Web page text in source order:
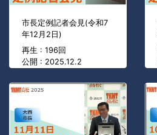
市長定例記者会見(令和7
年12月2日)
再生 : 196回
公開 : 2025.12.2